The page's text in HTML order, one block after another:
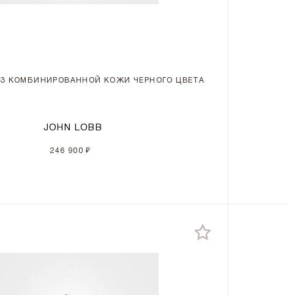
КОМБИНИРОВАННОЙ КОЖИ ЧЕРНОГО ЦВЕТА
JOHN LOBB
246 900 ₽